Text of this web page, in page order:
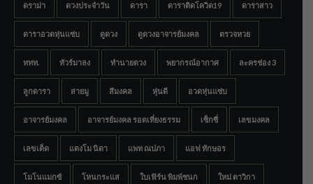
ดราม่า ดวงประจำวัน ดารา ดาราติดโควิด19 ดาราสาว
ดาราอวดหุ่นแซ่บ ดูดวง ดูดวงอาจารย์มงคล ตรวจหวย
ททท. ทัวร์มาลง ทำนายดวง พยากรณ์อากาศ ละครช่อง 3
ลูกดารา สายมู สีมงคล หุ่นดี อวดหุ่นแซ่บ
อาจารย์มงคล อาจารย์มงคล รอดเที่ยงธรรม เซ็กซี่ เลขมงคล
เลขเด็ด แตงโม นิดา แพท ณปภา แอฟ ทักษอร
โมโนแมกซ์ โหนกระแส ใบเฟิร์น พิมพ์ชนก ใหม่ ดาวิกา